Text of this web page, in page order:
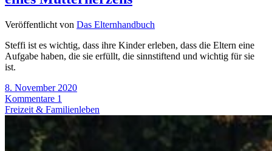
Veröffentlicht von Das Elternhandbuch
Steffi ist es wichtig, dass ihre Kinder erleben, dass die Eltern eine
Aufgabe haben, die sie erfüllt, die sinnstiftend und wichtig für sie
ist.
8. November 2020
Kommentare 1
Freizeit & Familienleben